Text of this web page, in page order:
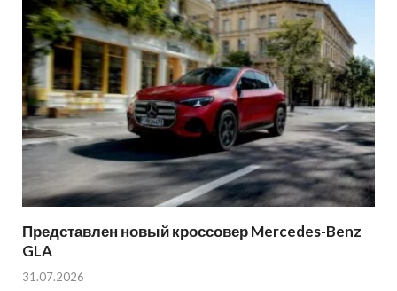
Представлен новый кроссовер Mercedes-Benz
GLA
31.07.2026